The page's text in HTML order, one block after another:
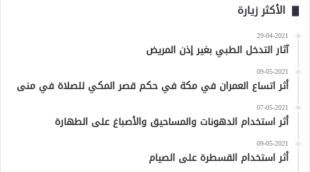
الأكثر زيارة
29-04-2021
آثار التدخل الطبي بغير إذن المريض
09-05-2021
أثر اتساع العمران في مكة في حكم قصر المكي للصلاة في منى
07-05-2021
أثر استخدام الدهونات والمساحيق والأصباغ على الطهارة
09-05-2021
أثر استخدام القسطرة على الصيام